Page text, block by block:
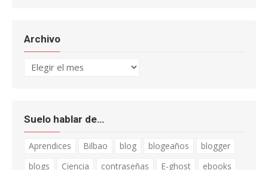
Archivo
Archivo
Suelo hablar de…
Aprendices Bilbao blog blogeaños
blogger
blogs
Ciencia contraseñas E-ghost
ebooks